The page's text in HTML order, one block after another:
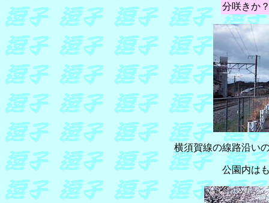
分咲きか
横須賀線の線路沿い
公園内は